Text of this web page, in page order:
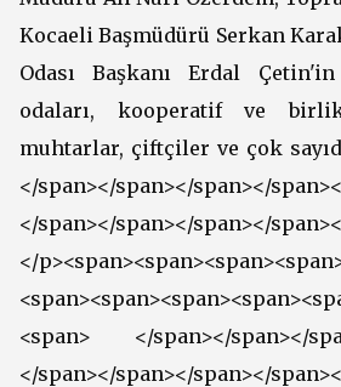
Kocaeli Başmüdürü Serkan
Odası Başkanı Erdal
odaları, kooperatif ve
muhtarlar, çiftçiler ve çok
</span></span></span></
</span></span></span></
</
<span> </span></span></
</span></span></span></